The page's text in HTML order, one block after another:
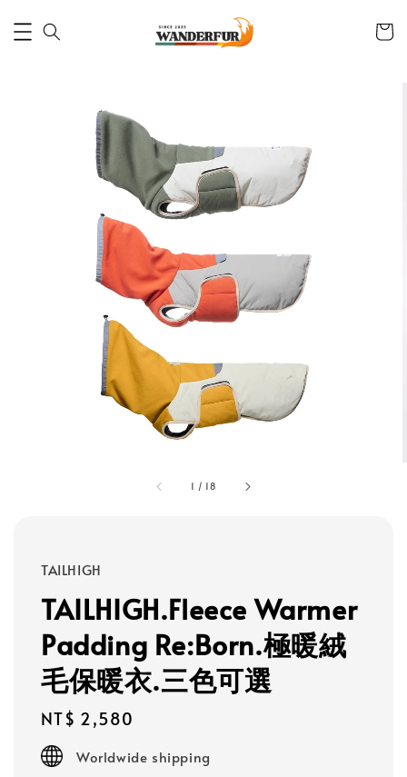
1 / 18
TAILHIGH
TAILHIGH.Fleece Warmer
Padding Re:Born.極暖絨
毛保暖衣.三色可選
Regular
price
NT$ 2,580
Worldwide shipping